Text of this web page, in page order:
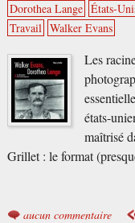
Dorothea Lange États-
Travail Walker Evans
Les
états-
maîtrisé
Grillet : le format
aucun commentaire